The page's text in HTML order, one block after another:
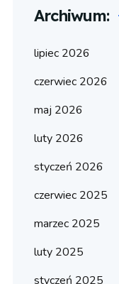
Archiwum:
lipiec 2026
czerwiec 2026
maj 2026
luty 2026
styczeń 2026
czerwiec 2025
marzec 2025
luty 2025
styczeń 2025